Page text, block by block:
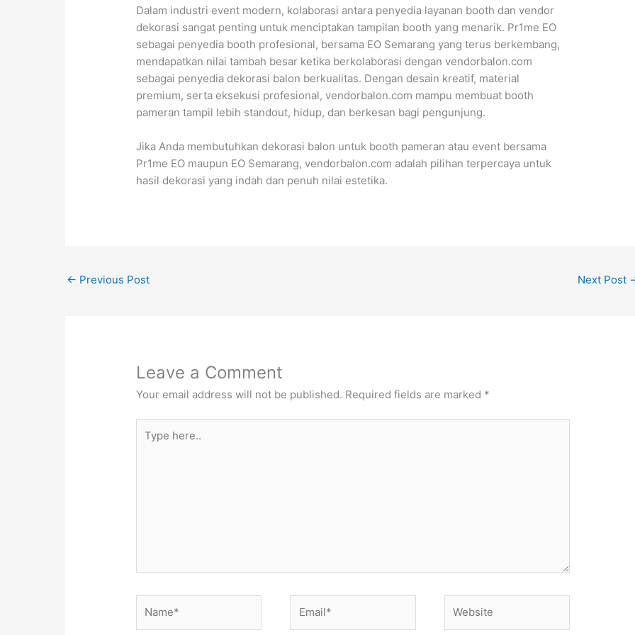
Dalam industri event modern, kolaborasi antara penyedia layanan booth dan vendor
dekorasi sangat penting untuk menciptakan tampilan booth yang menarik. Pr1me EO
sebagai penyedia booth profesional, bersama EO Semarang yang terus berkembang,
mendapatkan nilai tambah besar ketika berkolaborasi dengan vendorbalon.com
sebagai penyedia dekorasi balon berkualitas. Dengan desain kreatif, material
premium, serta eksekusi profesional, vendorbalon.com mampu membuat booth
pameran tampil lebih standout, hidup, dan berkesan bagi pengunjung.
Jika Anda membutuhkan dekorasi balon untuk booth pameran atau event bersama
Pr1me EO maupun EO Semarang, vendorbalon.com adalah pilihan terpercaya untuk
hasil dekorasi yang indah dan penuh nilai estetika.
← Previous Post Next Post
Leave a Comment
Your email address will not be published. Required fields are marked *
here..